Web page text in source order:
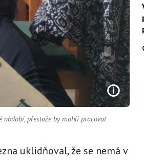
období, přestože by mohli pracovat
uklidňoval, že se nemá v